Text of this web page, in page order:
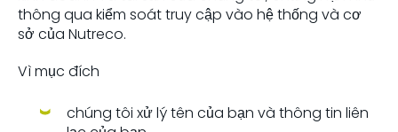
thông qua kiểm soát truy cập vào hệ thống và cơ
sở của Nutreco.
Vì mục đích
chúng tôi xử lý tên của bạn và thông tin liên